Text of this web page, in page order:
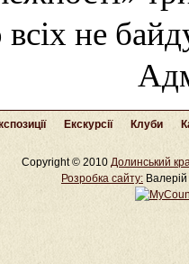
не
Екскурсії Клуби
Copyright © 2010 Долинський
Розробка cайту: